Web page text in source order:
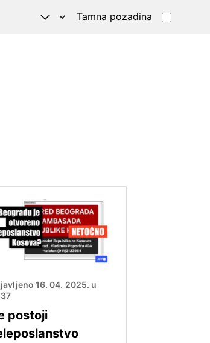
Tamna pozadina
16. 04. 2025. u
postoji